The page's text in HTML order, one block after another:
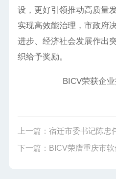
设，更好引领推动高质量
实现高效能治理，市政府
进步、经济社会发展作出
织给予奖励。
BICV荣获企
上一篇： 宿迁市委书记陈忠
下一篇： BICV荣膺重庆市软件和